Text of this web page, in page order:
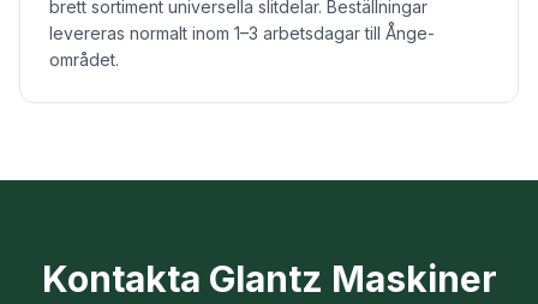
brett sortiment universella slitdelar. Beställningar
levereras normalt inom 1–3 arbetsdagar till Ånge-
området.
Kontakta Glantz Maskiner